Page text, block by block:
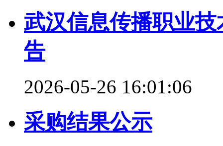
武汉信息传播职业
告
2026-05-26 16:01:06
采购结果公示